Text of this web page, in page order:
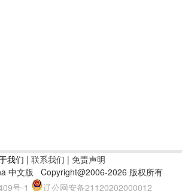
我们 | 联系我们 | 免责声明
中文版
Copyright@2006-2026 版权所有
号-1
辽公网安备21120202000012